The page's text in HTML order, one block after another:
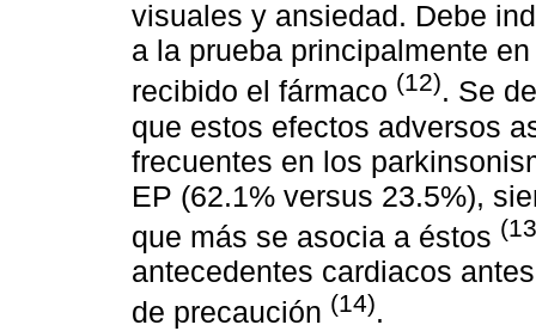
visuales y ansiedad. Debe
a la prueba principalmente
recibido el fármaco (12). Se
que estos efectos adversos
frecuentes en los
EP (62.1% versus 23.5%),
que más se asocia a éstos
antecedentes cardiacos
de precaución (14).